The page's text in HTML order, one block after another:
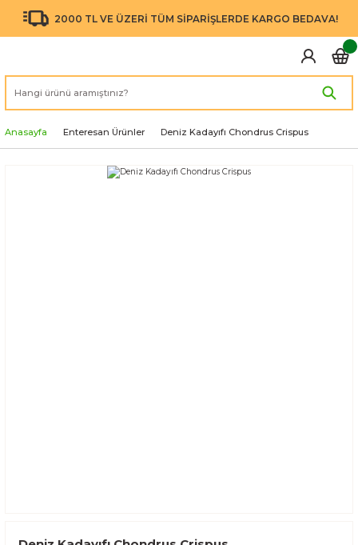
2000 TL VE ÜZERİ TÜM SİPARİŞLERDE KARGO BEDAVA!
Anasayfa Enteresan Ürünler Deniz Kadayıfı Chondrus Crispus